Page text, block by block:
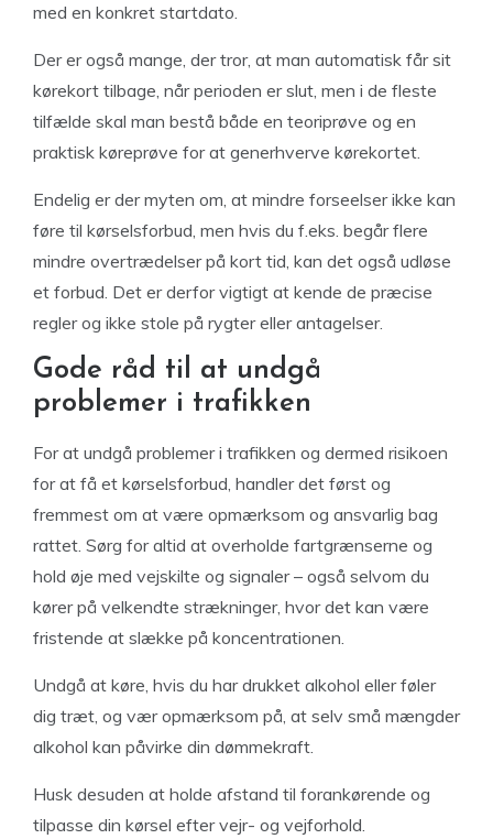
med en konkret startdato.
Der er også mange, der tror, at man automatisk får sit
kørekort tilbage, når perioden er slut, men i de fleste
tilfælde skal man bestå både en teoriprøve og en
praktisk køreprøve for at generhverve kørekortet.
Endelig er der myten om, at mindre forseelser ikke kan
føre til kørselsforbud, men hvis du f.eks. begår flere
mindre overtrædelser på kort tid, kan det også udløse
et forbud. Det er derfor vigtigt at kende de præcise
regler og ikke stole på rygter eller antagelser.
Gode råd til at undgå
problemer i trafikken
For at undgå problemer i trafikken og dermed risikoen
for at få et kørselsforbud, handler det først og
fremmest om at være opmærksom og ansvarlig bag
rattet. Sørg for altid at overholde fartgrænserne og
hold øje med vejskilte og signaler – også selvom du
kører på velkendte strækninger, hvor det kan være
fristende at slække på koncentrationen.
Undgå at køre, hvis du har drukket alkohol eller føler
dig træt, og vær opmærksom på, at selv små mængder
alkohol kan påvirke din dømmekraft.
Husk desuden at holde afstand til forankørende og
tilpasse din kørsel efter vejr- og vejforhold.